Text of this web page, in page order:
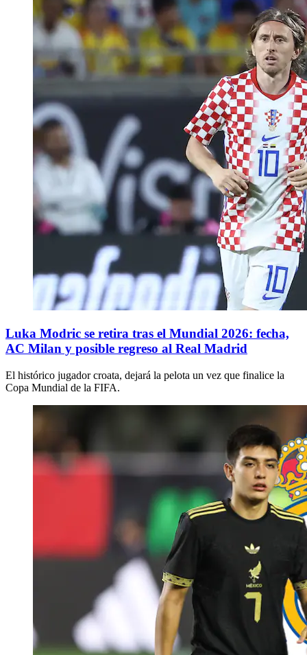
Luka Modric se retira tras el Mundial 2026: fecha,
AC Milan y posible regreso al Real Madrid
El histórico jugador croata, dejará la pelota un vez que finalice la
Copa Mundial de la FIFA.